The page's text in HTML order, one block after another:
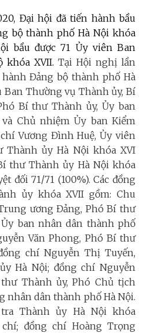
Đại hội đã tiến hành bầu
bộ thành phố Hà Nội khóa
bầu được 71 Ủy viên Ban
khóa XVII. Tại Hội nghị lần
Đảng bộ thành phố Hà
Ban Thường vụ Thành ủy, Bí
Bí thư Thành ủy, Ủy ban
Chủ nhiệm Ủy ban Kiểm
Vương Đình Huệ, Ủy viên
ủy Hà Nội khóa XVI
thư Thành ủy Hà Nội khóa
đối 71/71 (100%). Các đồng
ủy khóa XVII gồm: Chu
ương Đảng, Phó Bí thư
ban nhân dân thành phố
Văn Phong, Phó Bí thư
chí Nguyễn Thị Tuyến,
Hà Nội; đồng chí Nguyễn
Thành ủy, Phó Chủ tịch
nhân dân thành phố Hà Nội.
Thành ủy Hà Nội khóa
đồng chí Hoàng Trọng